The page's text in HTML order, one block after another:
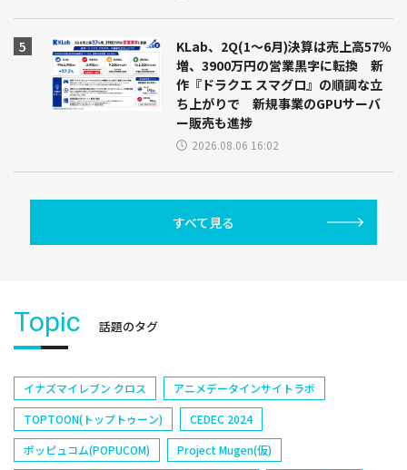
KLab、2Q(1～6月)決算は売上高57％
増、3900万円の営業黒字に転換 新
作『ドラクエ スマグロ』の順調な立
ち上がりで 新規事業のGPUサーバ
ー販売も進捗
2026.08.06 16:02
すべて見る
Topic 話題のタグ
イナズマイレブン クロス
アニメデータインサイトラボ
TOPTOON(トップトゥーン)
CEDEC 2024
ポッピュコム(POPUCOM)
Project Mugen(仮)